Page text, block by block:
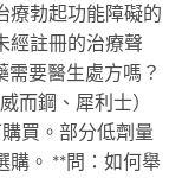
療勃起功能障礙的
經註冊的治療聲
要醫生處方嗎？
而鋼、犀利士）
買。部分低劑量
購。 **問：如何舉